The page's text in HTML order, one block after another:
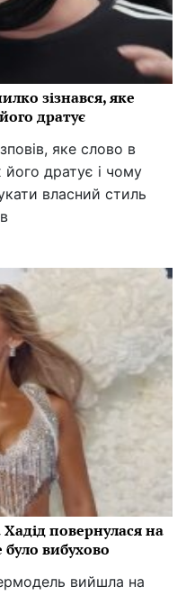
зізнався, яке
дратує
яке слово в
його дратує і чому
власний стиль
Хадід повернулася на
було вибухово
вийшла на